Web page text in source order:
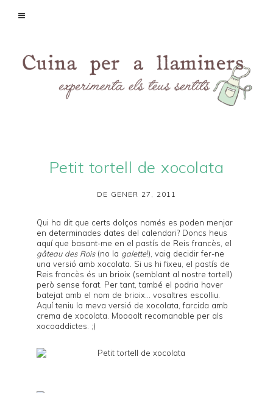
Petit tortell de xocolata
DE GENER 27, 2011
Qui ha dit que certs dolços només es poden menjar
en determinades dates del calendari? Doncs heus
aquí que basant-me en el pastís de Reis francès, el
gâteau des Rois (no la galette!), vaig decidir fer-ne
una versió amb xocolata. Si us hi fixeu, el pastís de
Reis francès és un brioix (semblant al nostre tortell)
però sense forat. Per tant, també el podria haver
batejat amb el nom de brioix... vosaltres escolliu.
Aquí teniu la meva versió de xocolata, farcida amb
crema de xocolata. Moooolt recomanable per als
xocoaddictes. ;)